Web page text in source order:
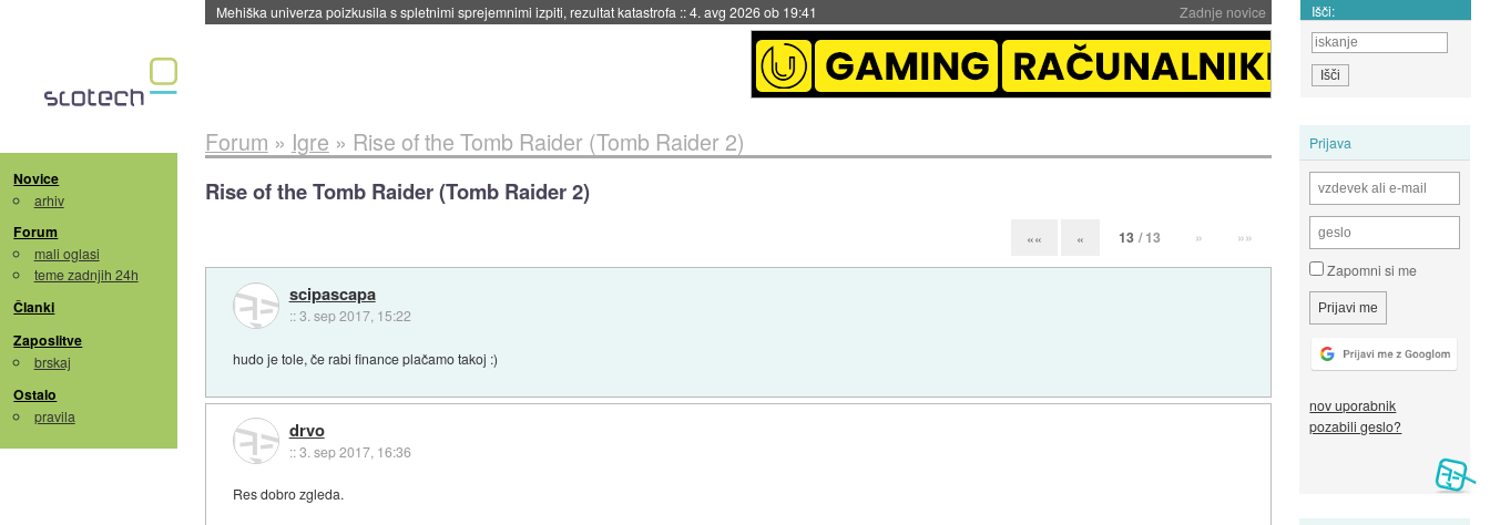
Zadnje novice
Evropska vesoljska agencija razvija svojo raketo za večkratno uporabo::4. avg 2026 ob 19:41 Išči:
Novice
arhiv
Forum
mali oglasi
teme zadnjih 24h
Članki
Zaposlitve
brskaj
Ostalo
pravila
Prijava
Zapomni si me
nov uporabnik
pozabili geslo?
Forum » Igre » Rise of the Tomb Raider (Tomb Raider 2)
Rise of the Tomb Raider (Tomb Raider 2)
«« « 13 / 13 » »»
scipascapa
::3. sep 2017, 15:22
hudo je tole, če rabi finance plačamo takoj :)
drvo
::3. sep 2017, 16:36
Res dobro zgleda.